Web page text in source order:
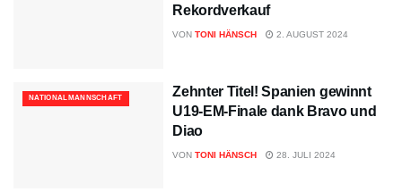
Rekordverkauf
VON TONI HÄNSCH 2. AUGUST 2024
NATIONALMANNSCHAFT
Zehnter Titel! Spanien gewinnt
U19-EM-Finale dank Bravo und
Diao
VON TONI HÄNSCH 28. JULI 2024